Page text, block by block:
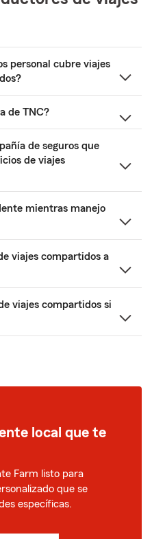
personal cubre viajes
de TNC?
de seguros que
de viajes
mientras manejo
viajes compartidos a
viajes compartidos si
local que te
Farm listo para
que se
específicas.